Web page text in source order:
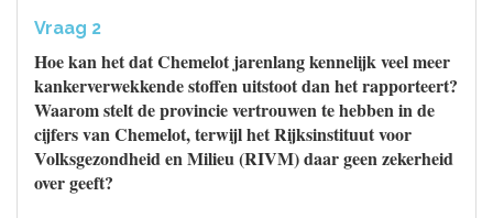
Vraag 2
Hoe kan het dat Chemelot jarenlang kennelijk veel meer
kankerverwekkende stoffen uitstoot dan het rapporteert?
Waarom stelt de provincie vertrouwen te hebben in de
cijfers van Chemelot, terwijl het Rijksinstituut voor
Volksgezondheid en Milieu (RIVM) daar geen zekerheid
over geeft?